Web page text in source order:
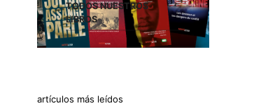
TODOS NUESTROS
LIBROS
artículos más leídos